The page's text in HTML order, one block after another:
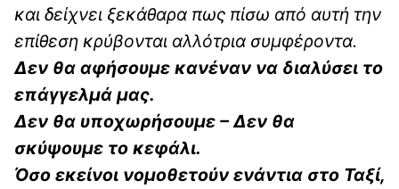
και δείχνει ξεκάθαρα πως πίσω από αυτή την
επίθεση κρύβονται αλλότρια συμφέροντα.
Δεν θα αφήσουμε κανέναν να διαλύσει το
επάγγελμά μας.
Δεν θα υποχωρήσουμε – Δεν θα
σκύψουμε το κεφάλι.
Όσο εκείνοι νομοθετούν ενάντια στο Ταξί,